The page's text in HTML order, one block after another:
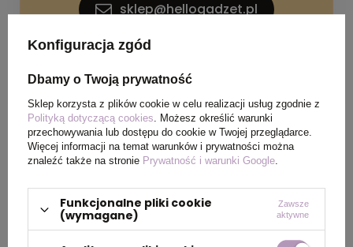
sklep@hellogadzet.pl
SPECYFIKACJA PRODUKTU
biały
Konfiguracja zgód
Dbamy o Twoją prywatność
Sklep korzysta z plików cookie w celu realizacji usług zgodnie z
Polityką dotyczącą cookies. Możesz określić warunki
przechowywania lub dostępu do cookie w Twojej przeglądarce.
Więcej informacji na temat warunków i prywatności można
znaleźć także na stronie Prywatność i warunki Google.
Funkcjonalne pliki cookie
(wymagane)
Zawsze
aktywne